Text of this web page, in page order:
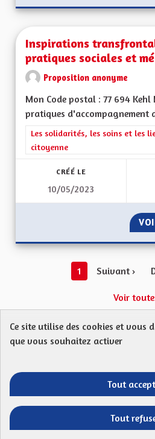
Inspirations
pratiques sociales et
Proposition anonyme
Mon Code postal : 77 694
pratiques d'accompagnement
Filtrer les résultats de la
Les solidarités, les soins et les
citoyenne
CRÉÉ LE
10/05/2023
1 Suivant ›
Voir
Protection des Données
Télécharger les
Entre vos
Entre
Ce site utilise des cookies et vous
que vous souhaitez activer
Tout
Tout